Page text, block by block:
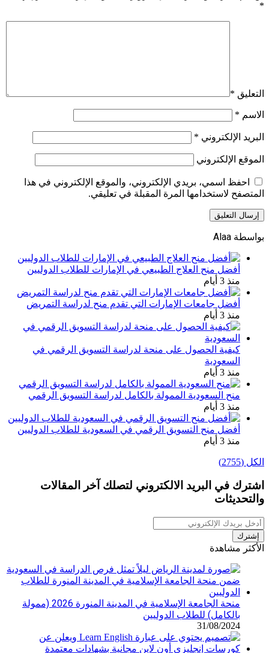
*
التعليق *
الاسم *
البريد الإلكتروني *
الموقع الإلكتروني
احفظ اسمي، بريدي الإلكتروني، والموقع الإلكتروني في هذا
المتصفح لاستخدامها المرة المقبلة في تعليقي.
بواسطة Alaa
أفضل منح العلاج الطبيعي في الإمارات للطلاب الدوليين
منذ 3 أيام
أفضل جامعات الإمارات التي تقدم منح لدراسة التمريض
منذ 3 أيام
كيفية الحصول على منحة لدراسة التسويق الرقمي في
السعودية
منذ 3 أيام
منح السعودية الممولة بالكامل لدراسة التسويق الرقمي
منذ 3 أيام
أفضل منح التسويق الرقمي في السعودية للطلاب الدوليين
منذ 3 أيام
الكل (2755)
اشترك في البريد الالكتروني لتصلك آخر المقالات
والتحديثات
أدخل
بريدك
الإلكتروني
الأكثر مشاهدة
منحة الجامعة الإسلامية في المدينة المنورة 2026 (ممولة
بالكامل) للطلاب الدوليين
31/08/2024